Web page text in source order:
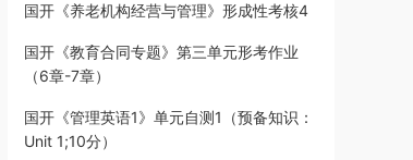
国开《养老机构经营与管理》形成性考核4
国开《教育合同专题》第三单元形考作业
（6章-7章）
国开《管理英语1》单元自测1（预备知识：
Unit 1;10分）